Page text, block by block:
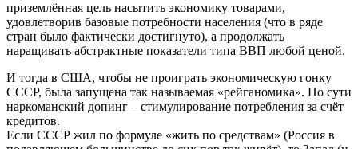
приземлённая цель насытить экономику товарами,
удовлетворив базовые потребности населения (что в ряде
стран было фактически достигнуто), а продолжать
наращивать абстрактные показатели типа ВВП любой ценой.
И тогда в США, чтобы не проиграть экономическую гонку
СССР, была запущена так называемая «рейганомика». По сути
наркоманский допинг – стимулирование потребления за счёт
кредитов.
Если СССР жил по формуле «жить по средствам» (Россия в